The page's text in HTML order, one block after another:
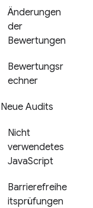
Änderungen
der
Bewertungen
Bewertungsr
echner
Neue Audits
Nicht
verwendetes
JavaScript
Barrierefreihe
itsprüfungen